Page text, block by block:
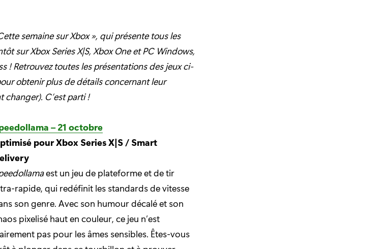
semaine sur Xbox », qui présente tous les
sur Xbox Series X|S, Xbox One et PC Windows,
! Retrouvez toutes les présentations des jeux ci-
obtenir plus de détails concernant leur
changer). C’est parti !
– 21 octobre
pour Xbox Series X|S / Smart
est un jeu de plateforme et de tir
rapide, qui redéfinit les standards de vitesse
son genre. Avec son humour décalé et son
pixelisé haut en couleur, ce jeu n’est
pas pour les âmes sensibles. Êtes-vous